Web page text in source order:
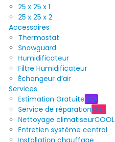
25 x 25 x 1
25 x 25 x 2
Accessoires
Thermostat
Snowguard
Humidificateur
Filtre Humidificateur
Échangeur d’air
Services
Estimation GratuiteGO!
Service de réparationHOT
Nettoyage climatiseurCOOL
Entretien système central
Installation chauffage